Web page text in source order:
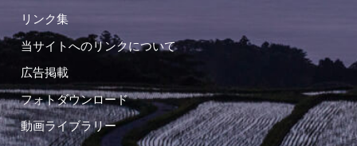
リンク集
当サイトへのリンクについて
広告掲載
フォトダウンロード
動画ライブラリー